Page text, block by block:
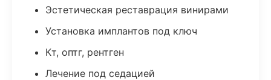
Эстетическая реставрация винирами
Установка имплантов под ключ
Кт, оптг, рентген
Лечение под седацией